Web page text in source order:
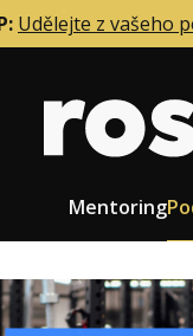
Udělejte z vašeho
Mentoring